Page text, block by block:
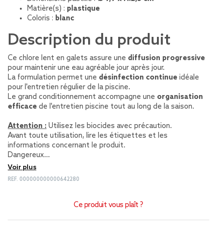
Matière(s) : plastique
Coloris : blanc
Description du produit
Ce chlore lent en galets assure une diffusion progressive
pour maintenir une eau agréable jour après jour.
La formulation permet une désinfection continue idéale
pour l'entretien régulier de la piscine.
Le grand conditionnement accompagne une organisation
efficace de l'entretien piscine tout au long de la saison.
Attention : Utilisez les biocides avec précaution.
Avant toute utilisation, lire les étiquettes et les
informations concernant le produit.
Dangereux…
Voir plus
REF. 000000000000642280
Ce produit vous plaît ?